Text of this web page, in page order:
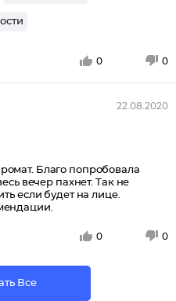
0 0
22.08.2020
Благо попробовала
вечер пахнет. Так не
если будет на лице.
0 0
Все